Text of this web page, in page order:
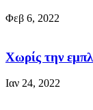
Φεβ 6, 2022
Χωρίς την
Ιαν 24, 2022